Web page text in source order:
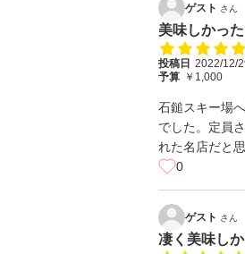
ゲスト さん
美味しかった
投稿日 2022/12/
予算 ￥1,000
石鎚スキー場
でした。定員
れた名店だと
0
ゲスト さん
凄く美味し